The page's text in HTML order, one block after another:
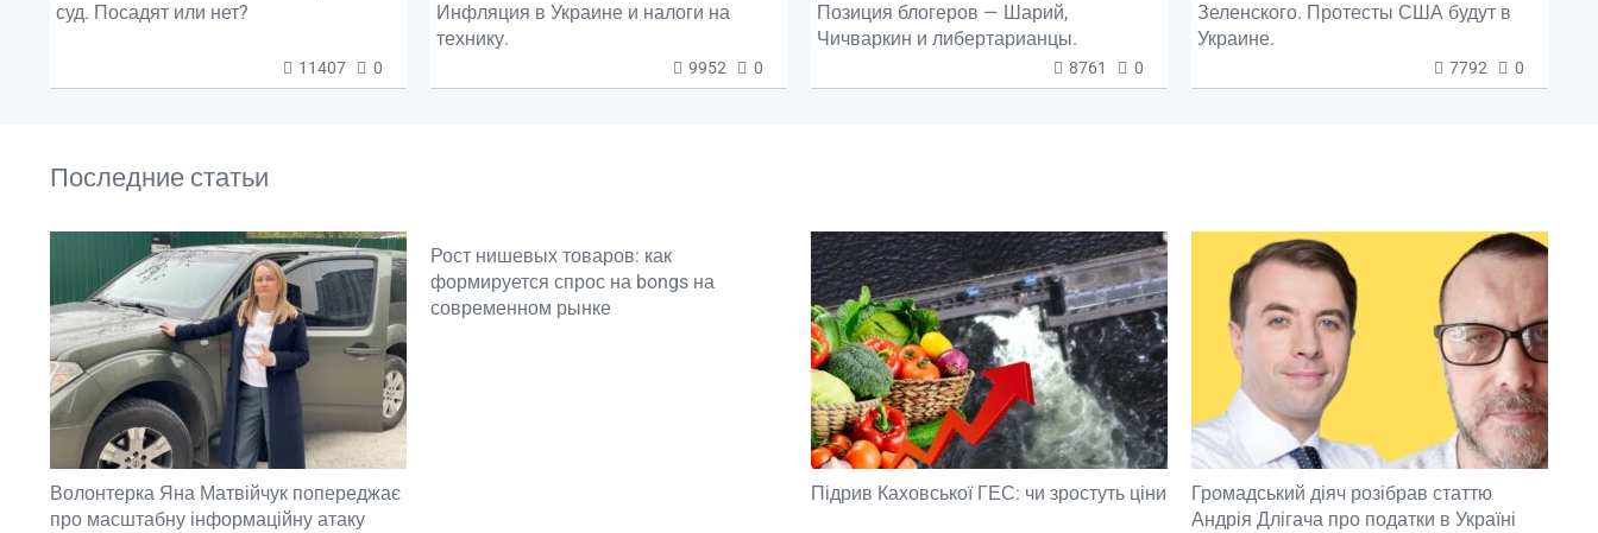
суд. Посадят или нет?
11407 0
Инфляция в Украине и налоги на
технику.
9952 0
Позиция блогеров — Шарий,
Чичваркин и либертарианцы.
8761 0
Зеленского. Протесты США будут в
Украине.
7792 0
Последние статьи
Волонтерка Яна Матвійчук попереджає
про масштабну інформаційну атаку
Рост нишевых товаров: как
формируется спрос на bongs на
современном рынке
Підрив Каховської ГЕС: чи зростуть ціни
Громадський діяч розібрав статтю
Андрія Длігача про податки в Україні